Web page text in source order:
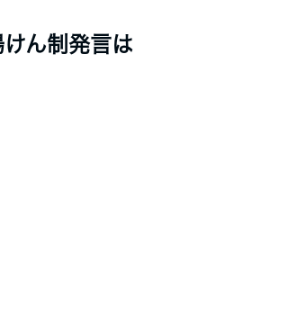
ん制発言は